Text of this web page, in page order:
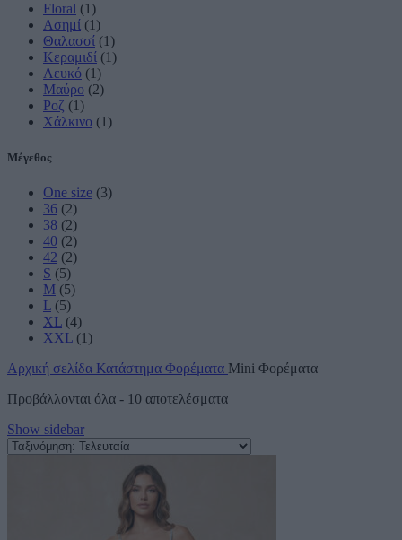
Floral (1)
Ασημί (1)
Θαλασσί (1)
Κεραμιδί (1)
Λευκό (1)
Μαύρο (2)
Ροζ (1)
Χάλκινο (1)
Μέγεθος
One size (3)
36 (2)
38 (2)
40 (2)
42 (2)
S (5)
M (5)
L (5)
XL (4)
XXL (1)
Αρχική σελίδα Κατάστημα Φορέματα Mini Φορέματα
Προβάλλονται όλα - 10 αποτελέσματαSorted
Show sidebar